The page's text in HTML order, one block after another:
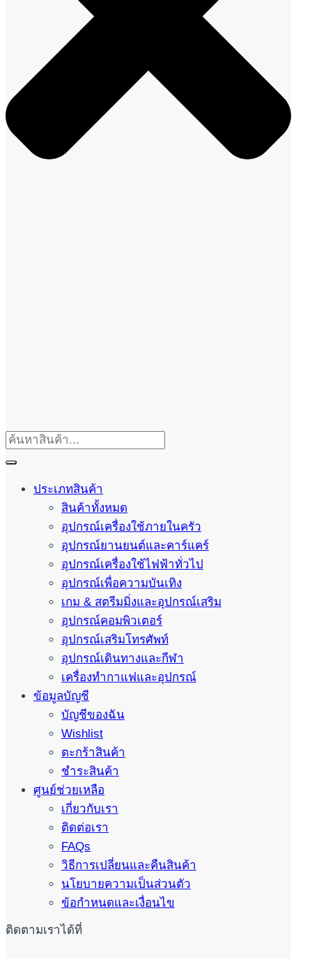
ประเภทสินค้า
สินค้าทั้งหมด
อุปกรณ์เครื่องใช้ภายในครัว
อุปกรณ์ยานยนต์และคาร์แคร์
อุปกรณ์เครื่องใช้ไฟฟ้าทั่วไป
อุปกรณ์เพื่อความบันเทิง
เกม & สตรีมมิ่งและอุปกรณ์เสริม
อุปกรณ์คอมพิวเตอร์
อุปกรณ์เสริมโทรศัพท์
อุปกรณ์เดินทางและกีฬา
เครื่องทำกาแฟและอุปกรณ์
ข้อมูลบัญชี
บัญชีของฉัน
Wishlist
ตะกร้าสินค้า
ชำระสินค้า
ศูนย์ช่วยเหลือ
เกี่ยวกับเรา
ติดต่อเรา
FAQs
วิธีการเปลี่ยนและคืนสินค้า
นโยบายความเป็นส่วนตัว
ข้อกำหนดและเงื่อนไข
ติดตามเราได้ที่